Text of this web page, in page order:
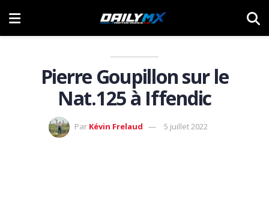
Pierre Goupillon sur le
Nat.125 à Iffendic
Par Kévin Frelaud 5 juillet 2022